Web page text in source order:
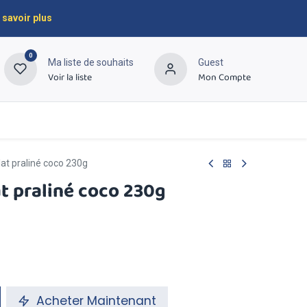
savoir plus
0
Ma liste de souhaits
Voir la liste
Guest
Mon Compte
praliné coco 230g
praliné coco 230g
Acheter Maintenant